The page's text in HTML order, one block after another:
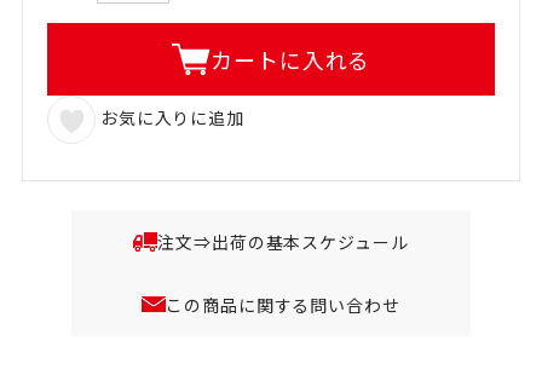
カートに入れる
お気に入りに追加
注文⇒出荷の基本スケジュール
この商品に関する問い合わせ